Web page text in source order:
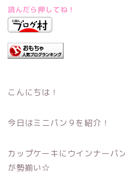
読んだら押してね！
こんにちは！
今日はミニパン９を紹介！
カップケーキにウインナーパ
が勢揃い☆